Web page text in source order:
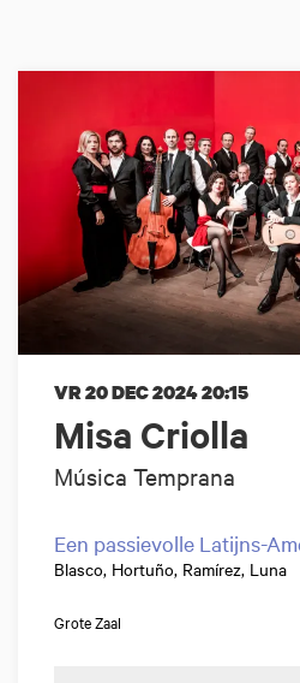
Misa Criolla
Música Temprana
VR 20 DEC 202420:15
Een passievolle Latijns-
Blasco, Hortuño, Ramírez, Luna
Grote Zaal